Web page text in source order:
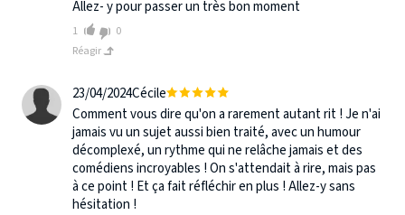
Allez- y pour passer un très bon moment
1
0
Réagir
23/04/2024Cécile
Comment vous dire qu'on a rarement autant rit ! Je n'ai
jamais vu un sujet aussi bien traité, avec un humour
décomplexé, un rythme qui ne relâche jamais et des
comédiens incroyables ! On s'attendait à rire, mais pas
à ce point ! Et ça fait réfléchir en plus ! Allez-y sans
hésitation !